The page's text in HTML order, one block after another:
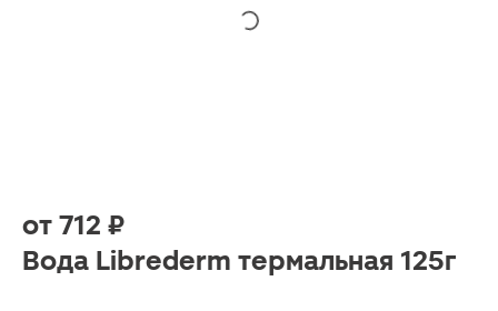
от 712 ₽
Вода Librederm термальная 125г